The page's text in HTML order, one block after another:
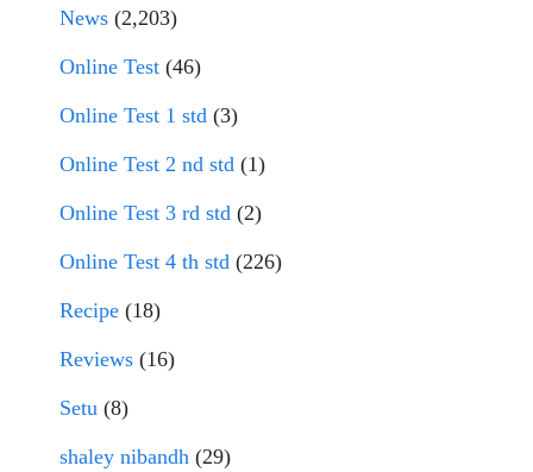
News (2,203)
Online Test (46)
Online Test 1 std (3)
Online Test 2 nd std (1)
Online Test 3 rd std (2)
Online Test 4 th std (226)
Recipe (18)
Reviews (16)
Setu (8)
shaley nibandh (29)